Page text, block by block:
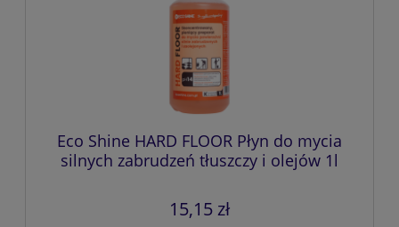
Eco Shine HARD FLOOR Płyn do mycia
silnych zabrudzeń tłuszczy i olejów 1l
15,15 zł